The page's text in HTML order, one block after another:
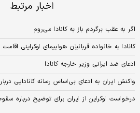
اخبار مرتبط
اگر به عقب برگردم باز به کانادا می‏‏‌روم
کانادا به خانواده قربانیان هواپیمای اوکراینی
ادعای ضد ایرانی وزیر خارجه کانادا
واکنش ایران به ادعای بی‌اساس رسانه کانادایی
درخواست اوکراین از ایران برای توضیح درباره